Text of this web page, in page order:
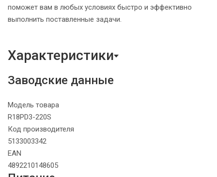
поможет вам в любых условиях быстро и эффективно
выполнить поставленные задачи.
Характеристики
Заводские данные
Модель товара
R18PD3-220S
Код производителя
5133003342
EAN
4892210148605